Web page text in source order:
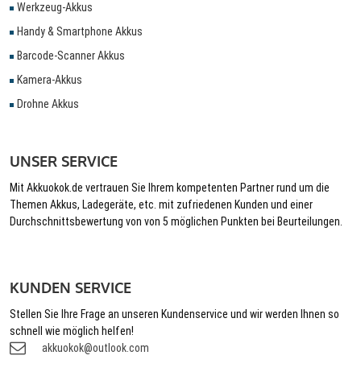
Werkzeug-Akkus
Handy & Smartphone Akkus
Barcode-Scanner Akkus
Kamera-Akkus
Drohne Akkus
UNSER SERVICE
Mit Akkuokok.de vertrauen Sie Ihrem kompetenten Partner rund um die
Themen Akkus, Ladegeräte, etc. mit zufriedenen Kunden und einer
Durchschnittsbewertung von von 5 möglichen Punkten bei Beurteilungen.
KUNDEN SERVICE
Stellen Sie Ihre Frage an unseren Kundenservice und wir werden Ihnen so
schnell wie möglich helfen!
akkuokok@outlook.com